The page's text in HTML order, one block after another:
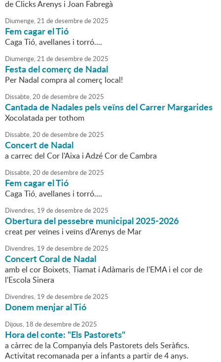
de Clicks Arenys i Joan Fabregà
Diumenge,21 dedesembrede2025
Fem cagar el Tió
Caga Tió, avellanes i torró....
Diumenge,21 dedesembrede2025
Festa del comerç de Nadal
Per Nadal compra al comerç local!
Dissabte,20 dedesembrede2025
Cantada de Nadales pels veïns del Carrer Margarides
Xocolatada per tothom
Dissabte,20 dedesembrede2025
Concert de Nadal
a carrec del Cor l'Aixa i Adzé Cor de Cambra
Dissabte,20 dedesembrede2025
Fem cagar el Tió
Caga Tió, avellanes i torró....
Divendres, 19 dedesembrede2025
Obertura del pessebre municipal 2025-2026
creat per veïnes i veïns d'Arenys de Mar
Divendres, 19 dedesembrede2025
Concert Coral de Nadal
amb el cor Boixets, Tiamat i Adàmaris de l'EMA i el cor de
l'Escola Sinera
Divendres, 19 dedesembrede2025
Donem menjar al Tió
Dijous, 18 dedesembrede2025
Hora del conte: "Els Pastorets"
a càrrec de la Companyia dels Pastorets dels Seràfics.
Activitat recomanada per a infants a partir de 4 anys.